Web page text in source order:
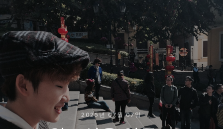
2025년 07월 07일